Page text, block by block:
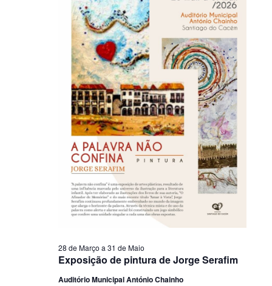
Exposição de pintura de Jorge Serafim
28 de Março a 31 de Maio
Auditório Municipal António Chainho